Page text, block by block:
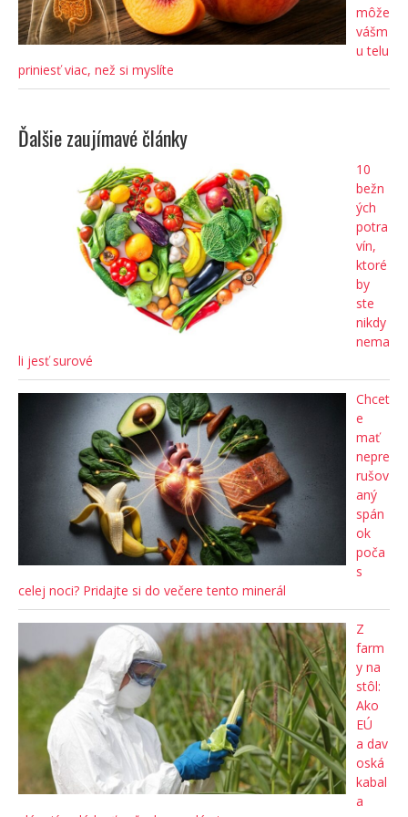
môže
vášm
u telu
priniesť viac, než si myslíte
Ďalšie zaujímavé články
10
bežn
ých
potra
vín,
ktoré
by
ste
nikdy
nema
li jesť surové
Chcet
e
mať
nepre
rušov
aný
spán
ok
poča
s
celej noci? Pridajte si do večere tento minerál
Z
farm
y na
stôl:
Ako
EÚ
a dav
oská
kabal
a